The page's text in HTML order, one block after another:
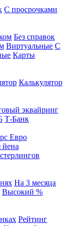
С просрочками
Без справок
Виртуальные С
Карты
Калькулятор
эквайринг
Т-Банк
Евро
йена
На 3 месяца
Высокий %
Рейтинг